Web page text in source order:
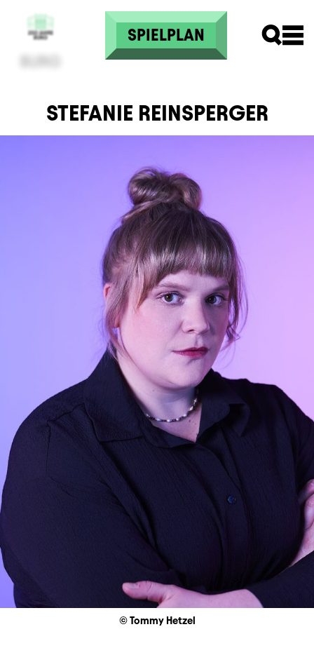
Direkt zum Inhalt
SPIELPLAN
STEFANIE REINSPERGER
© Tommy Hetzel